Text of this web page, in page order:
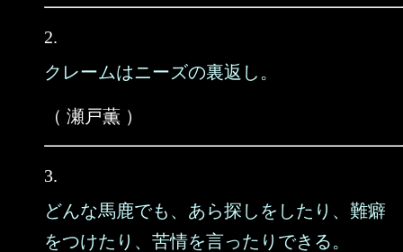
2.
クレームはニーズの裏返し。
（ 瀬戸薫 ）
3.
どんな馬鹿でも、あら探しをしたり、難癖
をつけたり、苦情を言ったりできる。